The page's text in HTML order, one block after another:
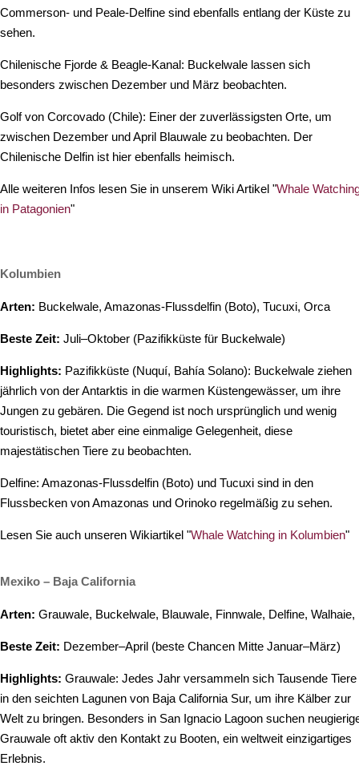
Commerson- und Peale-Delfine sind ebenfalls entlang der Küste zu
sehen.
Chilenische Fjorde & Beagle-Kanal: Buckelwale lassen sich
besonders zwischen Dezember und März beobachten.
Golf von Corcovado (Chile): Einer der zuverlässigsten Orte, um
zwischen Dezember und April Blauwale zu beobachten. Der
Chilenische Delfin ist hier ebenfalls heimisch.
Alle weiteren Infos lesen Sie in unserem Wiki Artikel "Whale
in Patagonien"
Kolumbien
Arten: Buckelwale, Amazonas-Flussdelfin (Boto), Tucuxi, Orca
Beste Zeit: Juli–Oktober (Pazifikküste für Buckelwale)
Highlights: Pazifikküste (Nuquí, Bahía Solano): Buckelwale ziehen
jährlich von der Antarktis in die warmen Küstengewässer, um ihre
Jungen zu gebären. Die Gegend ist noch ursprünglich und wenig
touristisch, bietet aber eine einmalige Gelegenheit, diese
majestätischen Tiere zu beobachten.
Delfine: Amazonas-Flussdelfin (Boto) und Tucuxi sind in den
Flussbecken von Amazonas und Orinoko regelmäßig zu sehen.
Lesen Sie auch unseren Wikiartikel "Whale Watching in Kolumbien"
Mexiko – Baja California
Arten: Grauwale, Buckelwale, Blauwale, Finnwale, Delfine, Walhaie,
Beste Zeit: Dezember–April (beste Chancen Mitte Januar–März)
Highlights: Grauwale: Jedes Jahr versammeln sich Tausende Tiere
in den seichten Lagunen von Baja California Sur, um ihre Kälber zur
Welt zu bringen. Besonders in San Ignacio Lagoon suchen
Grauwale oft aktiv den Kontakt zu Booten, ein weltweit einzigartiges
Erlebnis.